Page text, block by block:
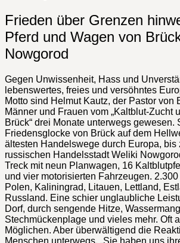
Frieden über Grenzen
Pferd und Wagen von
Nowgorod
Gegen Unwissenheit, Hass und
lebenswertes, freies und versöhntes
Motto sind Helmut Kautz, der Pastor von
Männer und Frauen vom „Kaltblut-Zucht
Brück“ drei Monate unterwegs gewesen.
Friedensglocke von Brück auf dem
ältesten Handelswege durch Europa, bis
russischen Handelsstadt Weliki
Treck mit neun Planwagen, 16
und vier motorisierten Fahrzeugen.
Polen, Kaliningrad, Litauen, Lettland,
Russland. Eine schier unglaubliche
Dorf, durch sengende Hitze,
Stechmückenplage und vieles mehr. Oft
Möglichen. Aber überwältigend die
Menschen unterwegs. „Sie haben uns